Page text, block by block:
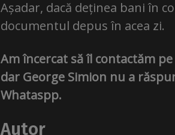
Așadar, dacă deținea bani în
documentul depus în acea zi.
Am încercat să îl contactăm
dar George Simion nu a
Whataspp.
Autor